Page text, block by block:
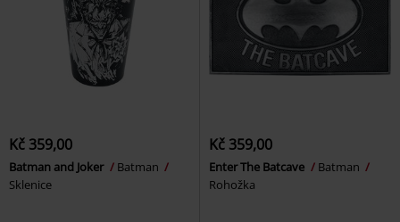
Kč 359,00
Batman and Joker
Batman
Sklenice
Kč 359,00
Enter The Batcave
Batman
Rohožka